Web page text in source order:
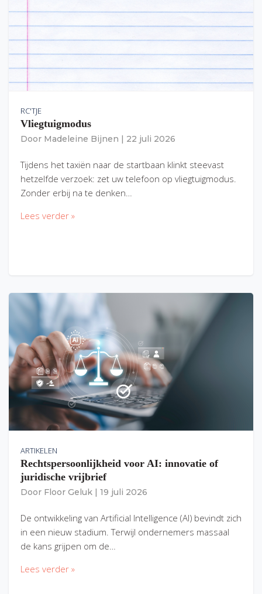
RC'TJE
Vliegtuigmodus
Door Madeleine Bijnen 22 juli 2026
Tijdens het taxiën naar de startbaan klinkt steevast
hetzelfde verzoek: zet uw telefoon op vliegtuigmodus.
Zonder erbij na te denken…
Lees verder »
ARTIKELEN
Rechtspersoonlijkheid voor AI: innovatie of
juridische vrijbrief
Door Floor Geluk 19 juli 2026
De ontwikkeling van Artificial Intelligence (AI) bevindt zich
in een nieuw stadium. Terwijl ondernemers massaal
de kans grijpen om de…
Lees verder »